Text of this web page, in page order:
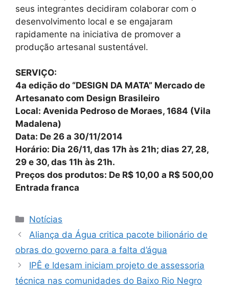
seus integrantes decidiram colaborar com o
desenvolvimento local e se engajaram
rapidamente na iniciativa de promover a
produção artesanal sustentável.
SERVIÇO:
4a edição do “DESIGN DA MATA” Mercado de
Artesanato com Design Brasileiro
Local: Avenida Pedroso de Moraes, 1684 (Vila
Madalena)
Data: De 26 a 30/11/2014
Horário: Dia 26/11, das 17h às 21h; dias 27, 28,
29 e 30, das 11h às 21h.
Preços dos produtos: De R$ 10,00 a R$ 500,00
Entrada franca
Notícias
Aliança da Água critica pacote bilionário de
obras do governo para a falta d’água
IPÊ e Idesam iniciam projeto de assessoria
técnica nas comunidades do Baixo Rio Negro